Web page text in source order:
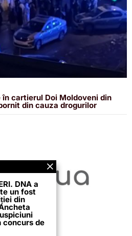
în cartierul Doi Moldoveni din
din cauza drogurilor
DNA a
un fost
din
concurs de